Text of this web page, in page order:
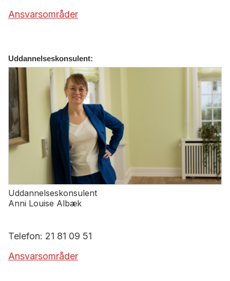
Ansvarsområder
Uddannelseskonsulent:
Uddannelseskonsulent
Anni Louise Albæk
Telefon: 21 81 09 51
Ansvarsområder